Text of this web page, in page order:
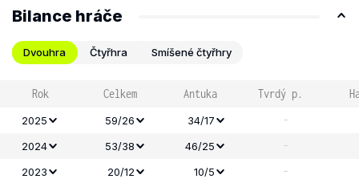
Bilance hráče
Dvouhra Čtyřhra Smíšené čtyřhry
Rok Celkem Antuka Tvrdý p.
2025 59/26 34/17 -
2024 53/38 46/25 -
2023 20/12 10/5 -